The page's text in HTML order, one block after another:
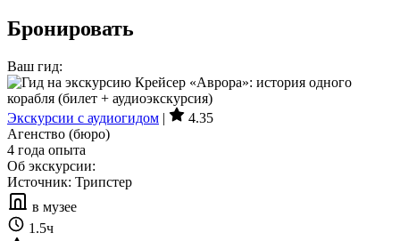
Бронировать
Ваш гид:
Экскурсии с аудиогидом |
4.35
Агенство (бюро)
4 года опыта
Об экскурсии:
Источник: Трипстер
в музее
1.5ч